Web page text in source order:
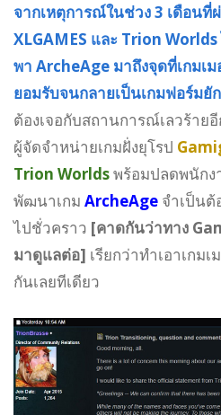
จากเหตุการณ์ในช่วง 3 เดือน
XLGAMES และ Trion
พา ArcheAge มาถึงจุดที่เกมเ
ยอมรับจนกลายเป็นเกมฟอร์ม
ต้องเจอกับสถานการณ์เลวร้าย
ผู้จัดจำหน่ายเกมฝั่งยุโรป
Trion Worldsพร้อมปลดพนัก
พัฒนาเกม ArcheAge จำเป็นต้
ไปชั่วคราว [คาดกันว่าทาง
มาดูแลต่อ] เรียกว่าทำเอาเกม
กันเลยทีเดียว